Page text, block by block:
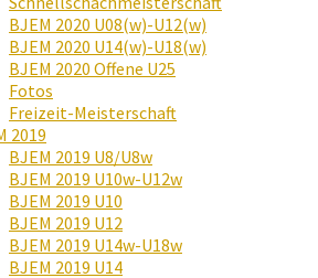
BJEM 2020 U08(w)-U12(w)
BJEM 2020 U14(w)-U18(w)
BJEM 2020 Offene U25
Fotos
Freizeit-Meisterschaft
2019
BJEM 2019 U8/U8w
BJEM 2019 U10w-U12w
BJEM 2019 U10
BJEM 2019 U12
BJEM 2019 U14w-U18w
BJEM 2019 U14